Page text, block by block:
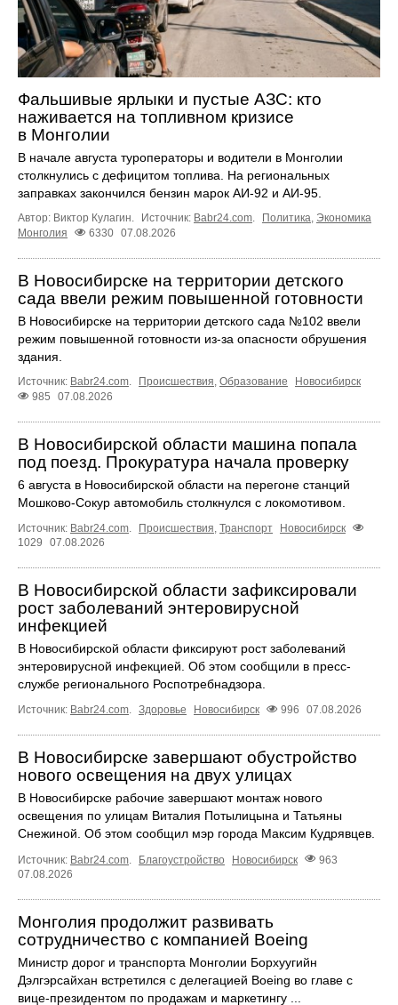
Фальшивые ярлыки и пустые АЗС: кто
наживается на топливном кризисе
в Монголии
В начале августа туроператоры и водители в Монголии
столкнулись с дефицитом топлива. На региональных
заправках закончился бензин марок АИ-92 и АИ-95.
Автор: Виктор Кулагин. Источник: Babr24.com. Политика, Экономика
Монголия
6330 07.08.2026
В Новосибирске на территории детского
сада ввели режим повышенной готовности
В Новосибирске на территории детского сада №102 ввели
режим повышенной готовности из-за опасности обрушения
здания.
Источник: Babr24.com. Происшествия, Образование
Новосибирск
985
07.08.2026
В Новосибирской области машина попала
под поезд. Прокуратура начала проверку
6 августа в Новосибирской области на перегоне станций
Мошково-Сокур автомобиль столкнулся с локомотивом.
Источник: Babr24.com. Происшествия, Транспорт
Новосибирск
1029
07.08.2026
В Новосибирской области зафиксировали
рост заболеваний энтеровирусной
инфекцией
В Новосибирской области фиксируют рост заболеваний
энтеровирусной инфекцией. Об этом сообщили в пресс-
службе регионального Роспотребнадзора.
Источник: Babr24.com. Здоровье Новосибирск 996 07.08.2026
В Новосибирске завершают обустройство
нового освещения на двух улицах
В Новосибирске рабочие завершают монтаж нового
освещения по улицам Виталия Потылицына и Татьяны
Снежиной. Об этом сообщил мэр города Максим Кудрявцев.
Источник: Babr24.com Благоустройство Новосибирск
963
07.08.2026
Монголия продолжит развивать
сотрудничество с компанией Boeing
Министр дорог и транспорта Монголии Борхуугийн
Дэлгэрсайхан встретился с делегацией Boeing во главе с
вице-президентом по продажам и маркетингу ...